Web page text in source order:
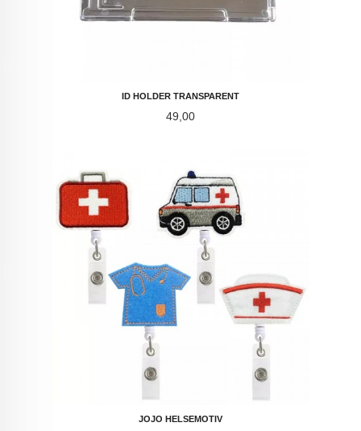
ID HOLDER TRANSPARENT
Pris
49,00
JOJO HELSEMOTIV